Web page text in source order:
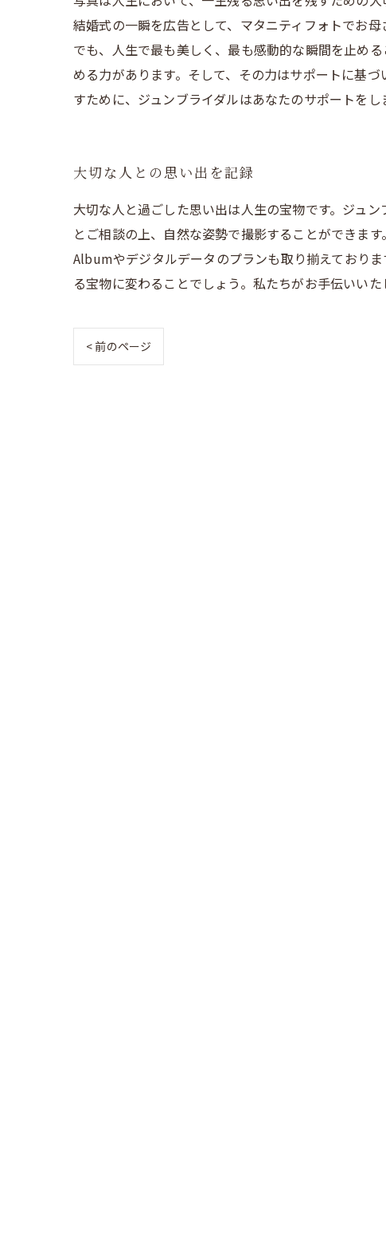
結婚式の一瞬を広告として、マタニティフォトでお
でも、人生で最も美しく、最も感動的な瞬間を止め
める力があります。そして、その力はサポートに基
すために、ジュンブライダルはあなたのサポートを
大切な人との思い出を記録
大切な人と過ごした思い出は人生の宝物です。ジュ
とご相談の上、自然な姿勢で撮影することができま
Albumやデジタルデータのプランも取り揃えており
る宝物に変わることでしょう。私たちがお手伝いいた
< 前のページ